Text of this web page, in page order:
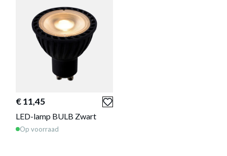
€ 11,45
LED-lamp BULB Zwart
Op voorraad
€ 15,50
Prijs per stuk, incl. btw en excl. verzendkosten
GA NAAR WINKELMANDJE
Deze producten passen goed
samen!